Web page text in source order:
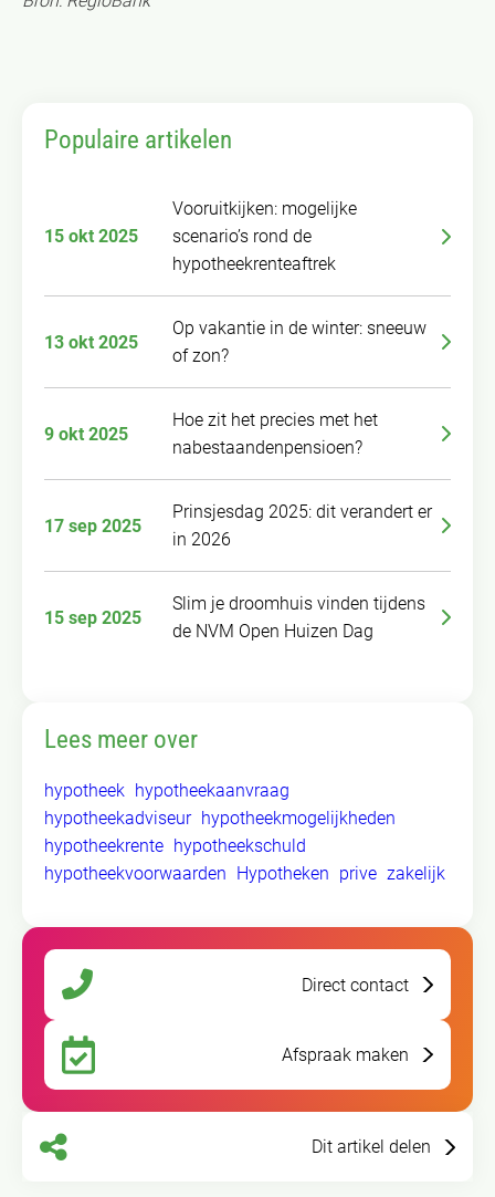
Populaire artikelen
15 okt 2025
Vooruitkijken: mogelijke
scenario’s rond de
hypotheekrenteaftrek
13 okt 2025
Op vakantie in de winter: sneeuw
of zon?
9 okt 2025
Hoe zit het precies met het
nabestaandenpensioen?
17 sep 2025
Prinsjesdag 2025: dit verandert er
in 2026
15 sep 2025
Slim je droomhuis vinden tijdens
de NVM Open Huizen Dag
Lees meer over
hypotheek hypotheekaanvraag
hypotheekadviseur hypotheekmogelijkheden
hypotheekrente hypotheekschuld
hypotheekvoorwaarden
Hypotheken prive zakelijk
Direct contact
Afspraak maken
Dit artikel delen